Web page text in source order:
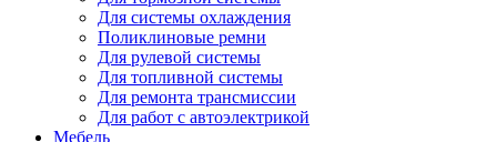
Для системы охлаждения
Поликлиновые ремни
Для рулевой системы
Для топливной системы
Для ремонта трансмиссии
Для работ с автоэлектрикой
Мебель